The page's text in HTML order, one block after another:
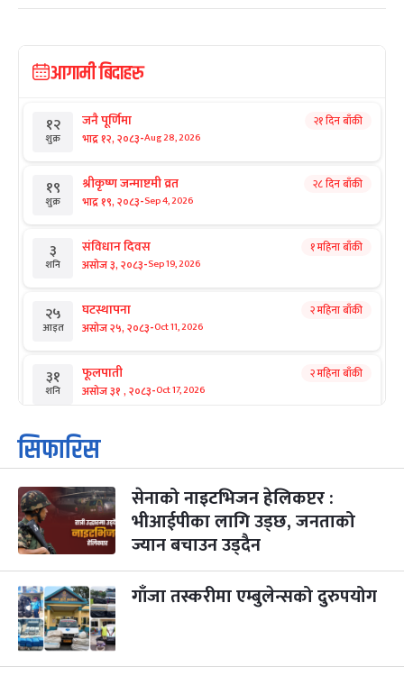
आगामी बिदाहरु
१२
शुक्र
जनै पूर्णिमा
भाद्र १२, २०८३-Aug 28, 2026
२१ दिन बाँकी
१९
शुक्र
श्रीकृष्ण जन्माष्टमी व्रत
भाद्र १९, २०८३-Sep 4, 2026
२८ दिन बाँकी
३
शनि
संविधान दिवस
असोज ३, २०८३-Sep 19, 2026
१ महिना बाँकी
२५
आइत
घटस्थापना
असोज २५, २०८३-Oct 11, 2026
२ महिना बाँकी
३१
शनि
फूलपाती
असोज ३१ , २०८३-Oct 17, 2026
२ महिना बाँकी
१
आइत
कार्तिक सङ्क्रान्ति
कार्तिक १, २०८३
३
मंगल
महानवमी
कार्तिक ३, २०८३-Oct 20, 2026
२ महिना बाँकी
४
कार्तिक ४, २०८३
५
बिहि
पापा‌ङ्कुशा एकादशी व्रत
कार्तिक ५, २०८३
सिफारिस
सेनाको नाइटभिजन हेलिकप्टर :
भीआईपीका लागि उड्छ, जनताको
ज्यान बचाउन उड्दैन
गाँजा तस्करीमा एम्बुलेन्सको दुरुपयोग